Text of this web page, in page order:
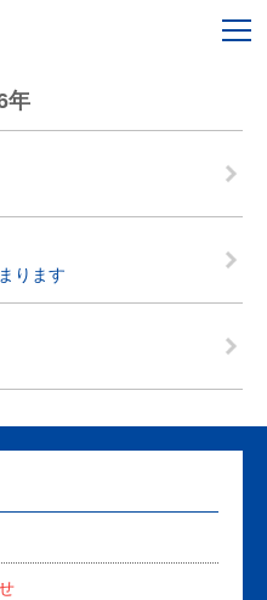
年
ります